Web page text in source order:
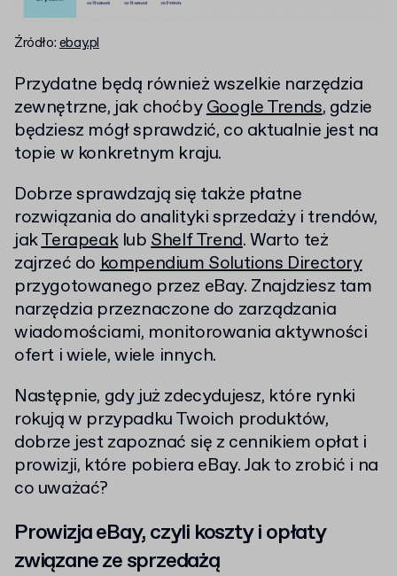
Źródło: ebay.pl
Przydatne będą również wszelkie narzędzia
zewnętrzne, jak choćbyGoogle Trends, gdzie
będziesz mógł sprawdzić, co aktualnie jest na
topie w konkretnym kraju.
Dobrze sprawdzają się także płatne
rozwiązania do analityki sprzedaży i trendów,
jakTerapeaklubShelf Trend. Warto też
zajrzeć dokompendium Solutions Directory
przygotowanego przez eBay. Znajdziesz tam
narzędzia przeznaczone do zarządzania
wiadomościami, monitorowania aktywności
ofert i wiele, wiele innych.
Następnie, gdy już zdecydujesz, które rynki
rokują w przypadku Twoich produktów,
dobrze jest zapoznać się z cennikiem opłat i
prowizji, które pobiera eBay. Jak to zrobić i na
co uważać?
Prowizja eBay, czyli koszty i opłaty
związane ze sprzedażą